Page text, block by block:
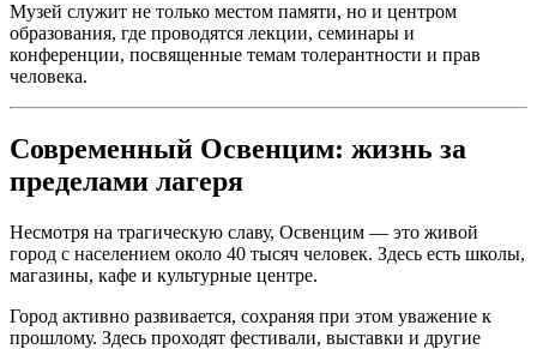
Музей служит не только местом памяти, но и центром
образования, где проводятся лекции, семинары и
конференции, посвященные темам толерантности и прав
человека.
Современный Освенцим: жизнь за
пределами лагеря
Несмотря на трагическую славу, Освенцим — это живой
город с населением около 40 тысяч человек. Здесь есть школы,
магазины, кафе и культурные центре.
Город активно развивается, сохраняя при этом уважение к
прошлому. Здесь проходят фестивали, выставки и другие